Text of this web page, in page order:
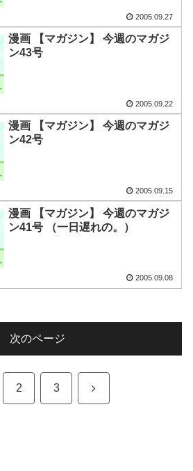
2005.09.27
漫画 【マガジン】 今週のマガジ
ン43号
2005.09.22
漫画 【マガジン】 今週のマガジ
ン42号
2005.09.15
漫画 【マガジン】 今週のマガジ
ン41号 （一日遅れの。）
2005.09.08
次のページ
2 3 次